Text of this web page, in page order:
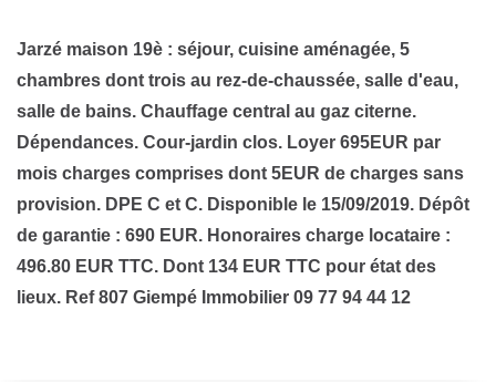
Jarzé maison 19è : séjour, cuisine aménagée, 5
chambres dont trois au rez-de-chaussée, salle d'eau,
salle de bains. Chauffage central au gaz citerne.
Dépendances. Cour-jardin clos. Loyer 695EUR par
mois charges comprises dont 5EUR de charges sans
provision. DPE C et C. Disponible le 15/09/2019. Dépôt
de garantie : 690 EUR. Honoraires charge locataire :
496.80 EUR TTC. Dont 134 EUR TTC pour état des
lieux. Ref 807 Giempé Immobilier 09 77 94 44 12